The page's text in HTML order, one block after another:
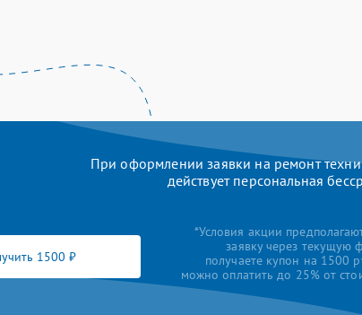
При оформлении заявки на ремонт
действует персональная
1500 ₽
*Условия акции
заявку через текущую
получаете купон на 1500
можно оплатить до 25% от